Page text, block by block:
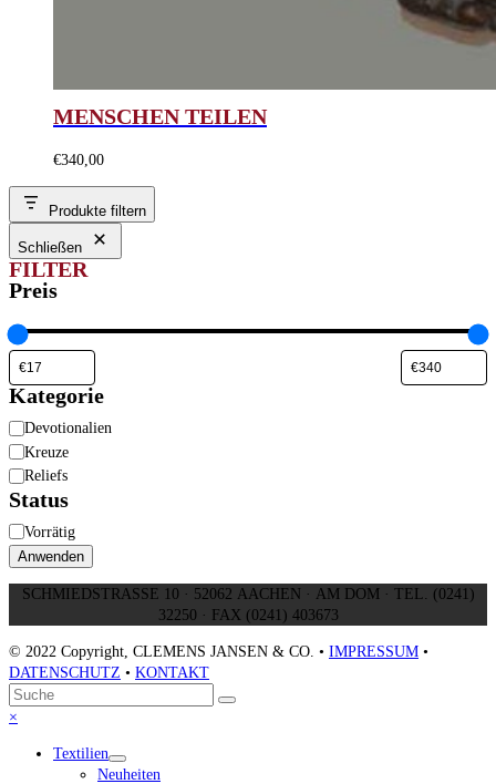
MENSCHEN TEILEN
€340,00
Produkte filtern
Schließen
FILTER
Preis
Kategorie
Kategorie
Devotionalien
Kreuze
Reliefs
Status
Verfügbarkeit
Vorrätig
Anwenden
SCHMIEDSTRASSE 10 · 52062 AACHEN · AM DOM · TEL. (0241)
32250 · FAX (0241) 403673
© 2022 Copyright, CLEMENS JANSEN & CO. • IMPRESSUM •
DATENSCHUTZ • KONTAKT
An
den
scrollen
Suche
Senden
×
menu
Textilien
Neuheiten